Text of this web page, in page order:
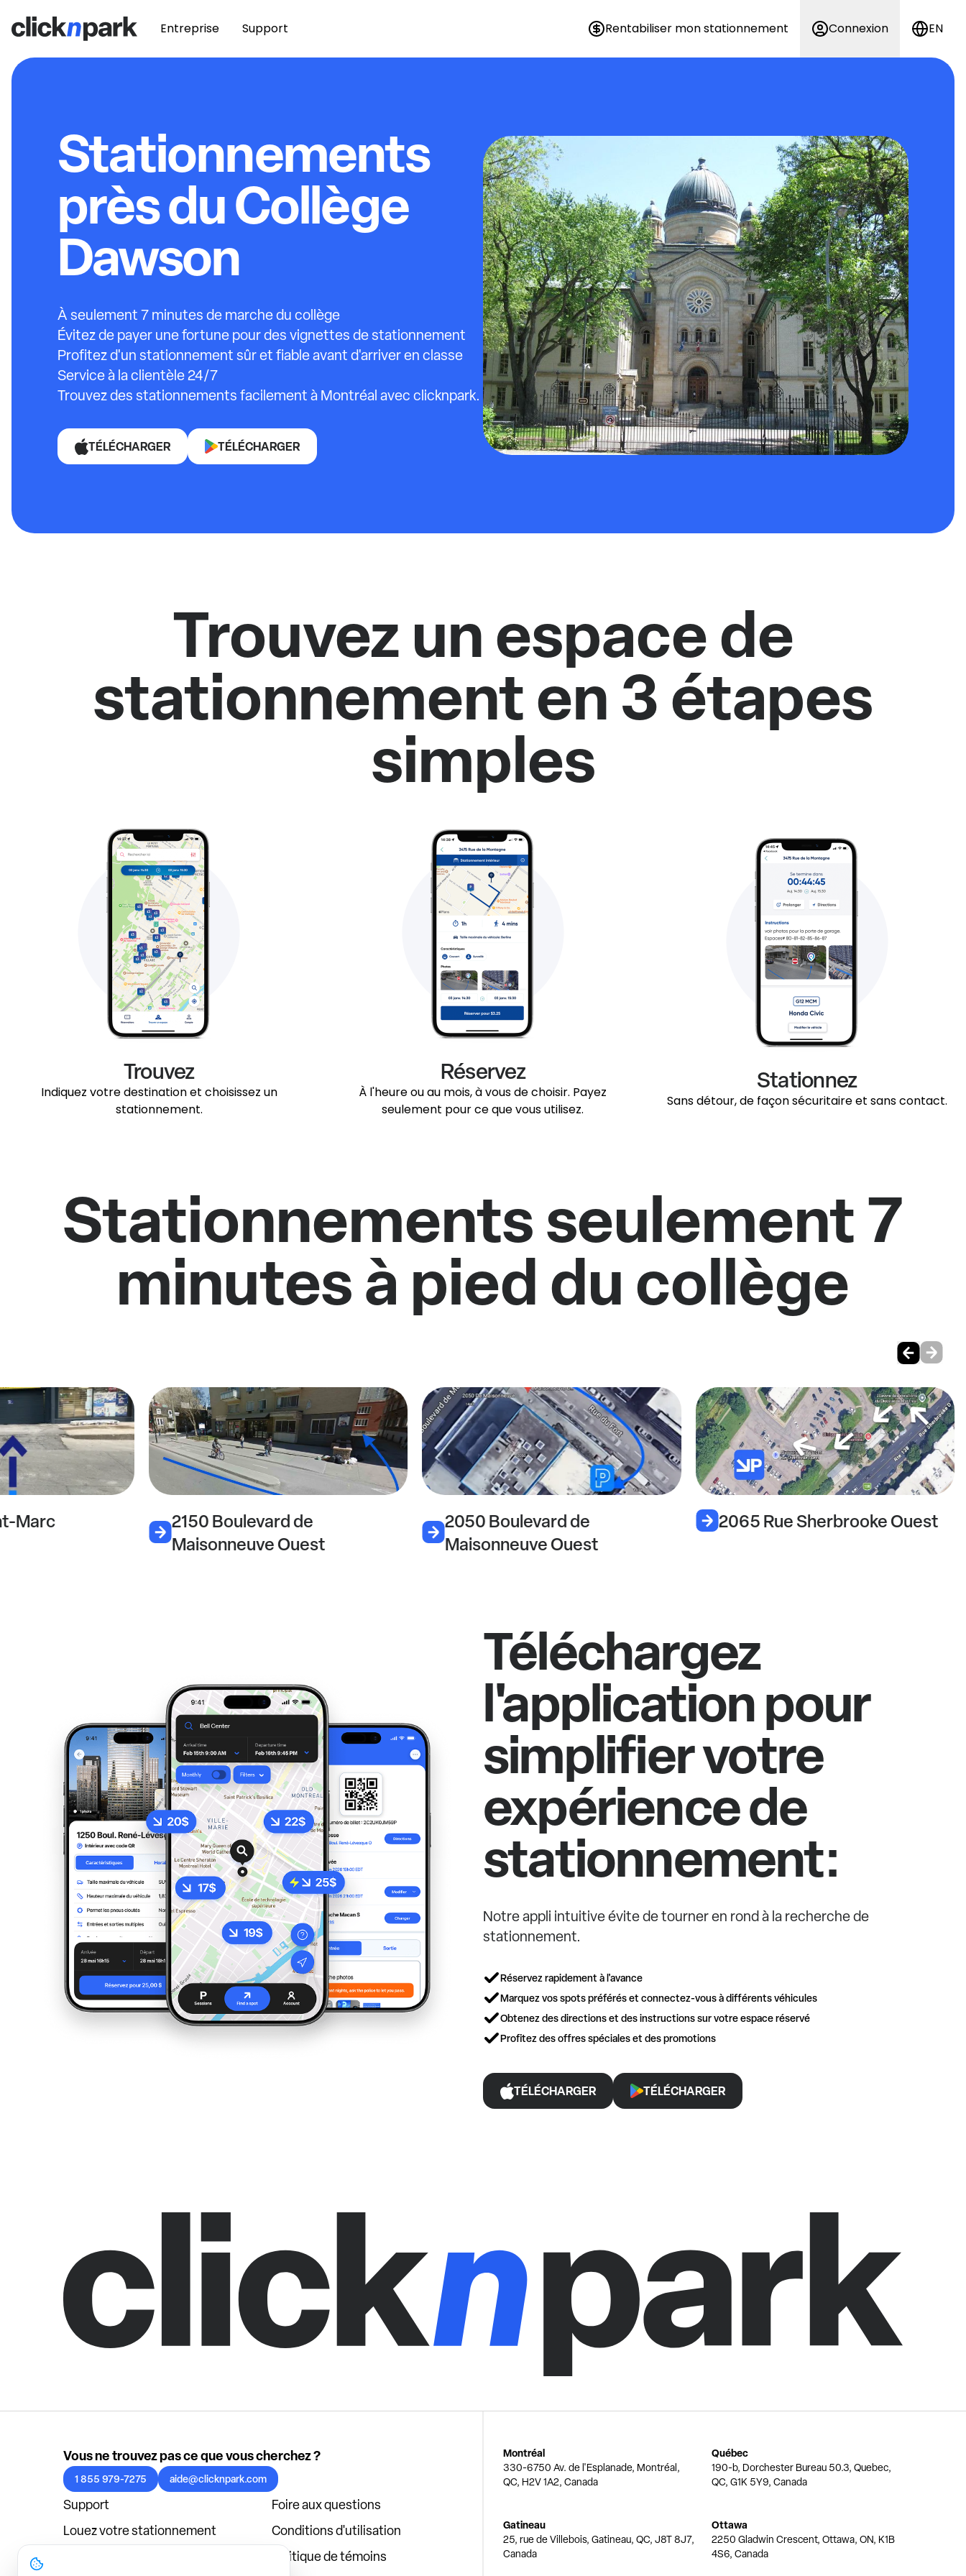
Entreprise Support Rentabiliser mon stationnement Connexion EN
Stationnements
près du Collège
Dawson
À seulement 7 minutes de marche du collège
Évitez de payer une fortune pour des vignettes de stationnement
Profitez d'un stationnement sûr et fiable avant d'arriver en classe
Service à la clientèle 24/7
Trouvez des stationnements facilement à Montréal avec clicknpark.
TÉLÉCHARGER TÉLÉCHARGER
Trouvez un espace de
stationnement en 3 étapes
simples
Trouvez
Indiquez votre destination et choisissez un
stationnement.
Réservez
À l'heure ou au mois, à vous de choisir. Payez
seulement pour ce que vous utilisez.
Stationnez
Sans détour, de façon sécuritaire et sans contact.
Stationnements seulement 7
minutes à pied du collège
Marc
2150 Boulevard de
Maisonneuve Ouest
2050 Boulevard de
Maisonneuve Ouest
2065 Rue Sherbrooke Ouest
Téléchargez
l'application pour
simplifier votre
expérience de
stationnement:
Notre appli intuitive évite de tourner en rond à la recherche de
stationnement.
Réservez rapidement à l'avance
Marquez vos spots préférés et connectez-vous à différents véhicules
Obtenez des directions et des instructions sur votre espace réservé
Profitez des offres spéciales et des promotions
TÉLÉCHARGER TÉLÉCHARGER
Vous ne trouvez pas ce que vous cherchez ?
1 855 979-7275 aide@clicknpark.com
Support
Foire aux questions
Louez votre stationnement
Conditions d'utilisation
Politique de témoins
Montréal
330-6750 Av. de l'Esplanade, Montréal,
QC, H2V 1A2, Canada
Québec
190-b, Dorchester Bureau 50.3, Quebec,
QC, G1K 5Y9, Canada
Gatineau
25, rue de Villebois, Gatineau, QC, J8T 8J7,
Canada
Ottawa
2250 Gladwin Crescent, Ottawa, ON, K1B
4S6, Canada